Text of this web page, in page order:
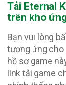
Tải Eternal
trên kho
Bạn vui lòng
tương ứng cho
hồ sơ game
link tải game